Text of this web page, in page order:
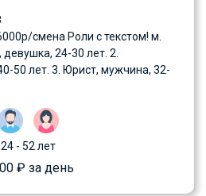
смена Роли с текстом! м.
24-30 лет. 2.
50 лет. 3. Юрист, мужчина, 32-
24 - 52 лет
₽ за день